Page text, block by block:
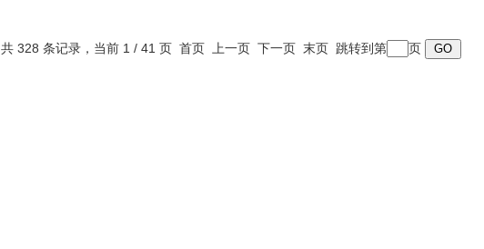
共 328 条记录，当前 1 / 41 页 首页 上一页 下一页 末页 跳转到第 页